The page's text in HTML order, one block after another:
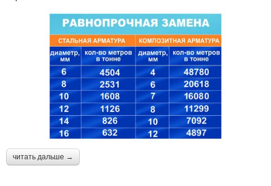
читать дальше →